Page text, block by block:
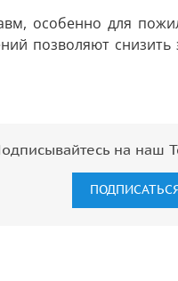
особенно для
позволяют
на наш